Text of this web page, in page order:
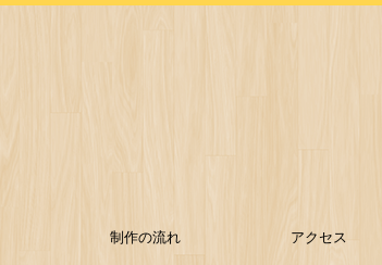
制作の流れ アクセス